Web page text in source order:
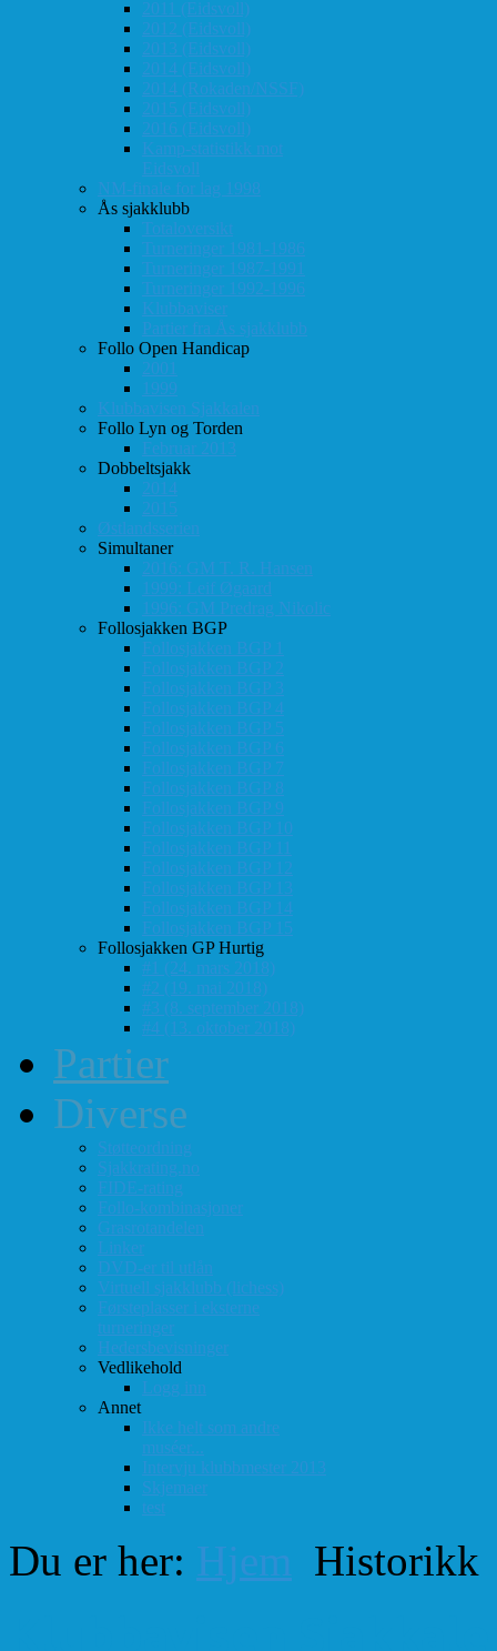
2011 (Eidsvoll)
2012 (Eidsvoll)
2013 (Eidsvoll)
2014 (Eidsvoll)
2014 (Rokaden/NSSF)
2015 (Eidsvoll)
2016 (Eidsvoll)
Kamp-statistikk mot
Eidsvoll
NM-finale for lag 1998
Ås sjakklubb
Totaloversikt
Turneringer 1981-1986
Turneringer 1987-1991
Turneringer 1992-1996
Klubbaviser
Partier fra Ås sjakklubb
Follo Open Handicap
2001
1999
Klubbavisen Sjakkalen
Follo Lyn og Torden
Februar 2013
Dobbeltsjakk
2014
2015
Østlandsserien
Simultaner
2016: GM T. R. Hansen
1999: Leif Øgaard
1996: GM Predrag Nikolic
Follosjakken BGP
Follosjakken BGP 1
Follosjakken BGP 2
Follosjakken BGP 3
Follosjakken BGP 4
Follosjakken BGP 5
Follosjakken BGP 6
Follosjakken BGP 7
Follosjakken BGP 8
Follosjakken BGP 9
Follosjakken BGP 10
Follosjakken BGP 11
Follosjakken BGP 12
Follosjakken BGP 13
Follosjakken BGP 14
Follosjakken BGP 15
Follosjakken GP Hurtig
#1 (24. mars 2018)
#2 (19. mai 2018)
#3 (8. september 2018)
#4 (13. oktober 2018)
Partier
Diverse
Støtteordning
Sjakkrating.no
FIDE-rating
Follo-kombinasjoner
Grasrotandelen
Linker
DVD-er til utlån
Virtuell sjakklubb (lichess)
Førsteplasser i eksterne
turneringer
Hedersbevisninger
Vedlikehold
Logg inn
Annet
Ikke helt som andre
muséer...
Intervju klubbmester 2013
Skjemaer
test
Du er her: Hjem Historikk